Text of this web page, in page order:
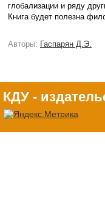
глобализации и ряду
Книга будет полезна
Авторы: Гаспарян Д.Э.
КДУ -